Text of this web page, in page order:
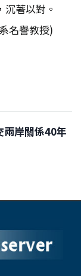
著以對。
名譽教授)
岸關係40年